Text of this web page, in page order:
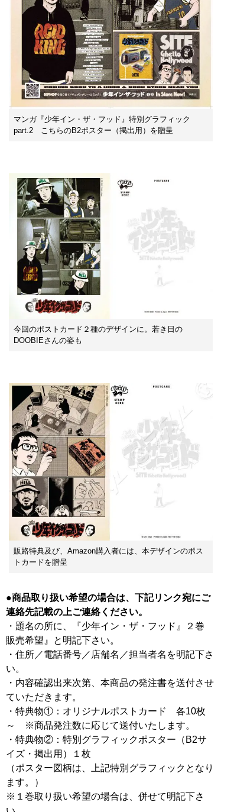
マンガ『少年イン・ザ・フッド』特別グラフィック
part.2 こちらのB2ポスター（掲出用）を贈呈
今回のポストカード２種のデザインに。若き日の
DOOBIEさんの姿も
販路特典及び、Amazon購入者には、本デザインのポス
トカードを贈呈
●商品取り扱い希望の場合は、下記リンク宛にご
連絡先記載の上ご連絡ください。
・題名の所に、『少年イン・ザ・フッド』２巻
販売希望』と明記下さい。
・住所／電話番号／店舗名／担当者名を明記下さ
い。
・内容確認出来次第、本商品の発注書を送付させ
ていただきます。
・特典物①：オリジナルポストカード 各10枚
～ ※商品発注数に応じて送付いたします。
・特典物②：特別グラフィックポスター（B2サ
イズ・掲出用）１枚
（ポスター図柄は、上記特別グラフィックとなり
ます。）
※１巻取り扱い希望の場合は、併せて明記下さ